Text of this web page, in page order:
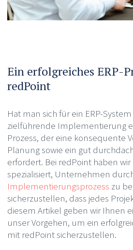
Ein erfolgreiches ERP-
redPoint
Hat man sich für ein ERP-
zielführende Implementierung
Prozess, der eine konsequente
Planung sowie ein gut
erfordert. Bei redPoint haben
spezialisiert, Unternehmen
Implementierungsprozess zu
sicherzustellen, dass jedes
diesem Artikel geben wir Ihnen
unser Vorgehen, um ein
mit redPoint sicherzustellen.